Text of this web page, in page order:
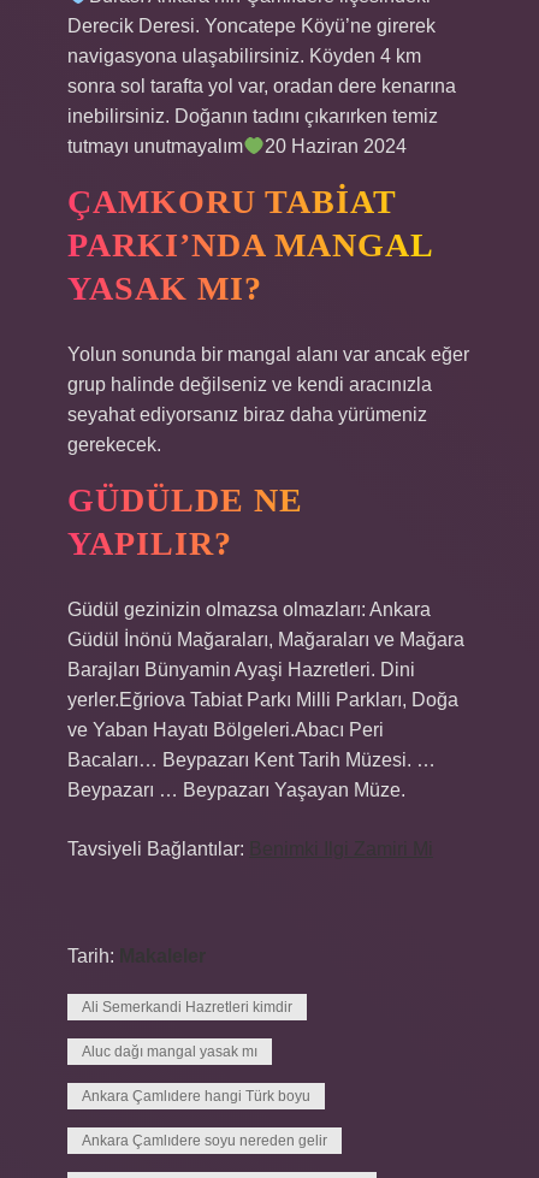
Derecik Deresi. Yoncatepe Köyü’ne girerek
navigasyona ulaşabilirsiniz. Köyden 4 km
sonra sol tarafta yol var, oradan dere kenarına
inebilirsiniz. Doğanın tadını çıkarırken temiz
tutmayı unutmayalım
20 Haziran 2024
ÇAMKORU TABIAT
PARKI’NDA MANGAL
YASAK MI?
Yolun sonunda bir mangal alanı var ancak eğer
grup halinde değilseniz ve kendi aracınızla
seyahat ediyorsanız biraz daha yürümeniz
gerekecek.
GÜDÜLDE NE
YAPILIR?
Güdül gezinizin olmazsa olmazları: Ankara
Güdül İnönü Mağaraları, Mağaraları ve Mağara
Barajları Bünyamin Ayaşi Hazretleri. Dini
yerler.Eğriova Tabiat Parkı Milli Parkları, Doğa
ve Yaban Hayatı Bölgeleri.Abacı Peri
Bacaları… Beypazarı Kent Tarih Müzesi. …
Beypazarı … Beypazarı Yaşayan Müze.
Tavsiyeli Bağlantılar:
Tarih:
Ali Semerkandi Hazretleri kimdir
Aluc dağı mangal yasak mı
Ankara Çamlıdere hangi Türk boyu
Ankara Çamlıdere soyu nereden gelir